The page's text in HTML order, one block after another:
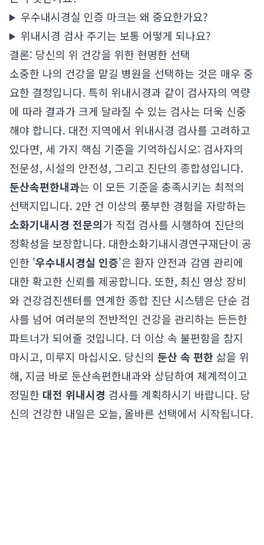
우수내시경실 인증 마크는 왜 중요한가요?
위내시경 검사 주기는 보통 어떻게 되나요?
결론: 당신의 위 건강을 위한 현명한 선택
소중한 나의 건강을 맡길 병원을 선택하는 것은 매우 중
요한 결정입니다. 특히 위내시경과 같이 검사자의 역량
에 따라 결과가 크게 달라질 수 있는 검사는 더욱 신중
해야 합니다. 대전 지역에서 위내시경 검사를 고려하고
있다면, 세 가지 핵심 기준을 기억하십시오: 검사자의
전문성, 시설의 안전성, 그리고 진단의 종합성입니다.
둔산속편한내과는 이 모든 기준을 충족시키는 최적의
선택지입니다. 2만 건 이상의 풍부한 경험을 자랑하는
소화기내시경 전문의가 직접 검사를 시행하여 진단의
정확성을 보장합니다. 대한소화기내시경연구재단이 공
인한 '우수내시경실 인증'은 환자 안전과 감염 관리에
대한 확고한 신뢰를 제공합니다. 또한, 최신 영상 장비
와 건강검진센터를 연계한 종합 진단 시스템은 단순 검
사를 넘어 여러분의 전반적인 건강을 관리하는 든든한
파트너가 되어줄 것입니다. 더 이상 속 불편함을 참지
마시고, 미루지 마십시오. 당신의 둔산 속 편한 삶을 위
해, 지금 바로 둔산속편한내과와 상담하여 체계적이고
정밀한 대전 위내시경 검사를 계획하시기 바랍니다. 당
신의 건강한 내일은 오늘, 올바른 선택에서 시작됩니다.